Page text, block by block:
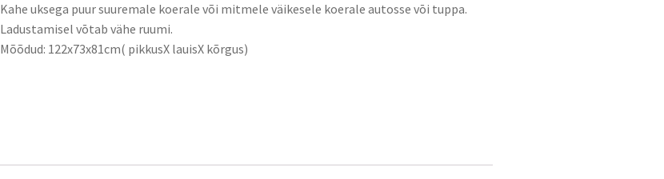
Kahe uksega puur suuremale koerale või mitmele väikesele koerale autosse vōi tuppa.
Ladustamisel vōtab vähe ruumi.
Mõõdud: 122x73x81cm( pikkusX lauisX kõrgus)